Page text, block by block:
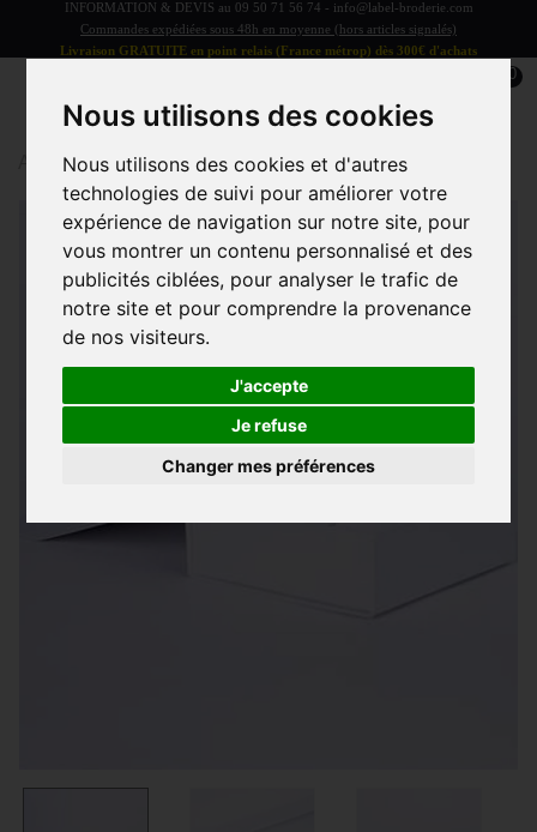
Nous utilisons des cookies
Nous utilisons des cookies et d'autres
technologies de suivi pour améliorer votre
expérience de navigation sur notre site, pour
vous montrer un contenu personnalisé et des
publicités ciblées, pour analyser le trafic de
notre site et pour comprendre la provenance
de nos visiteurs.
J'accepte
Je refuse
Changer mes préférences
INFORMATION & DEVIS au 09 50 71 56 74 - info@label-broderie.com
Commandes expédiées sous 48h en moyenne (hors articles signalés)
Livraison GRATUITE en point relais (France métrop) dès 300€ d'achats
0
Accueil > Boite blanche luxe aimantée